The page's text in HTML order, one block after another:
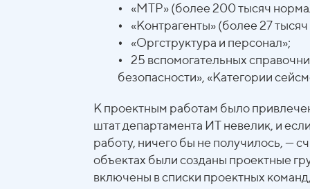
• «МТР» (более 200 тысяч
• «Контрагенты» (более 27
• «Оргструктура и персонал»;
• 25 вспомогательных
безопасности», «Категории
К проектным работам было
штат департамента ИТ невелик, и
работу, ничего бы не получилось, —
объектах были созданы проектные
включены в списки проектных